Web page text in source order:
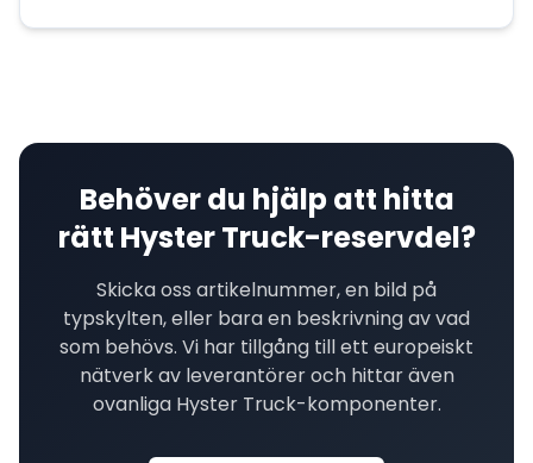
Behöver du hjälp att hitta
rätt Hyster Truck-reservdel?
Skicka oss artikelnummer, en bild på
typskylten, eller bara en beskrivning av vad
som behövs. Vi har tillgång till ett europeiskt
nätverk av leverantörer och hittar även
ovanliga Hyster Truck-komponenter.